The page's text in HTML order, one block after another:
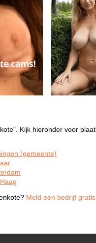
Kijk hieronder voor
(gemeente)
Meld een bedrijf